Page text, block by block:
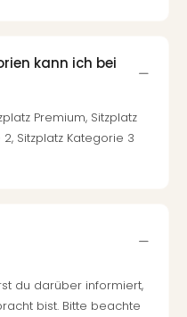
kann ich bei
Premium, Sitzplatz
Sitzplatz Kategorie 3
du darüber informiert,
bist. Bitte beachte